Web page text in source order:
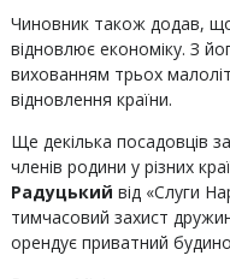
Чиновник також додав, що
відновлює економіку. З
вихованням трьох
відновлення країни.
Ще декілька посадовців
членів родини у різних
Радуцький від «Слуги
тимчасовий захист
орендує приватний